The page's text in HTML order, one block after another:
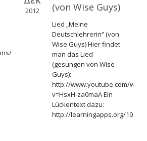
gr/lp/lhr/mat/tip/arc/de8678903.htm
2012
(von Wise Guys)
Lied „Meine
Deutschlehrerin“ (von
Wise Guys) Hier findet
man das Lied
(gesungen von Wise
Guys):
http://www.youtube.com/watch?
v=HsxH-za0maA Ein
Lückentext dazu:
http://learningapps.org/107861